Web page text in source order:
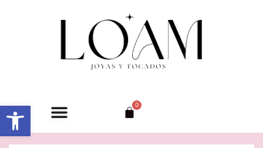
Abrir barra de herramientas 0
Carrito